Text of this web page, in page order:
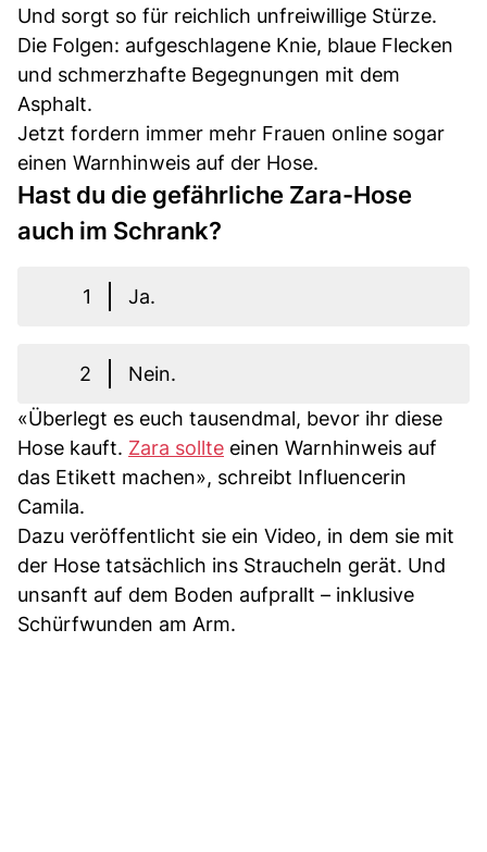
Und sorgt so für reichlich unfreiwillige Stürze.
Die Folgen: aufgeschlagene Knie, blaue Flecken
und schmerzhafte Begegnungen mit dem
Asphalt.
Jetzt fordern immer mehr Frauen online sogar
einen Warnhinweis auf der Hose.
Hast du die gefährliche Zara-Hose
auch im Schrank?
1 Ja.
2
Nein.
«Überlegt es euch tausendmal, bevor ihr diese
Hose kauft. Zara sollte einen Warnhinweis auf
das Etikett machen», schreibt Influencerin
Camila.
Dazu veröffentlicht sie ein Video, in dem sie mit
der Hose tatsächlich ins Straucheln gerät. Und
unsanft auf dem Boden aufprallt – inklusive
Schürfwunden am Arm.